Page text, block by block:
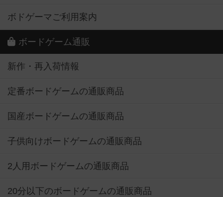
ボドゲーマご利用案内
ボードゲーム通販
新作・再入荷情報
定番ボードゲームの通販商品
国産ボードゲームの通販商品
子供向けボードゲームの通販商品
2人用ボードゲームの通販商品
20分以下のボードゲームの通販商品